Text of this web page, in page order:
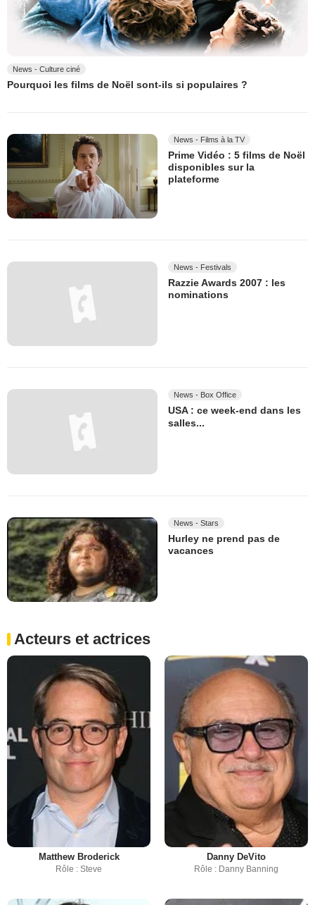
News - Culture ciné
Pourquoi les films de Noël sont-ils si populaires ?
News - Films à la TV
Prime Vidéo : 5 films de Noël
disponibles sur la
plateforme
News - Festivals
Razzie Awards 2007 : les
nominations
News - Box Office
USA : ce week-end dans les
salles...
News - Stars
Hurley ne prend pas de
vacances
Acteurs et actrices
Matthew Broderick
Rôle : Steve
Danny DeVito
Rôle : Danny Banning